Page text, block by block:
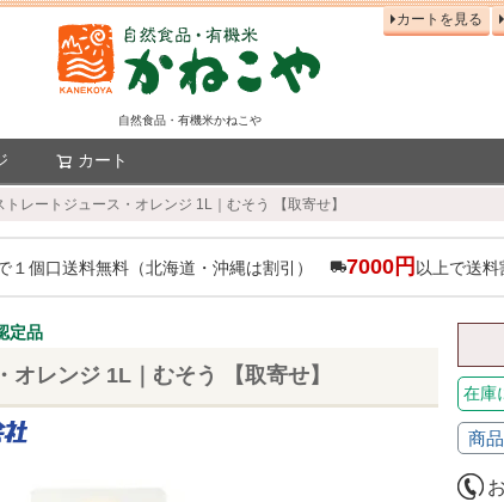
自然食品・有機米かねこや
カートを見る
カート
トレートジュース・オレンジ 1L｜むそう 【取寄せ】
１個口送料無料（北海道・沖縄は割引） 7000円 以上で送
定品
オレンジ 1L｜むそう 【取寄せ】
在庫
商